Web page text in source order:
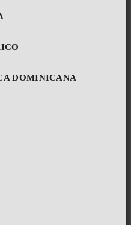
DOMINICANA